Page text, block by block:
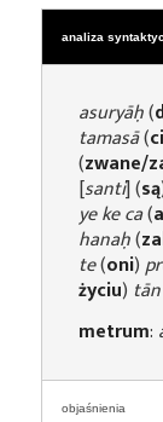
analiza
asuryāḥ(
tamasā(
(zwane/
[santi] (są
ye ke ca(
hanaḥ(
te(oni)
życiu) tān
metrum:
objaśnienia